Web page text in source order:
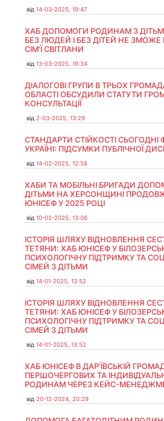
від 14-03-2025, 19:47
ХАБ ДОПОМОГИ РОДИНАМ З
БЕЗ ЛЮДЕЙ І БЕЗ ДІТЕЙ НЕ ЗМОЖЕ
СІМʼЇ СВІТЛАНИ
від 13-03-2025, 19:34
ДІАЛОГОВІ ГРУПИ В ТРЬОХ
ОБЛАСТІ ОБСУДИЛИ СТАТУТИ
КОНСУЛЬТАЦІЇ
від 2-03-2025, 13:29
СТАНДАРТИ СТІЙКОСТІ
УКРАЇНІ: ПІДСУМКИ ПУБЛІЧНОЇ
від 14-02-2025, 12:58
ХАБИ ТА МОБІЛЬНІ БРИГАДИ
ДІТЬМИ НА ХЕРСОНЩИНІ
ЮНІСЕФ У 2025 РОЦІ
від 10-02-2025, 13:06
ІСТОРІЯ ШЛЯХУ ВІДНОВЛЕННЯ
ТЕТЯНИ: ХАБ ЮНІСЕФ У
ПСИХОЛОГІЧНУ ПІДТРИМКУ ТА
СІМЕЙ З ДІТЬМИ
від 14-01-2025, 13:52
ІСТОРІЯ ШЛЯХУ ВІДНОВЛЕННЯ
ТЕТЯНИ: ХАБ ЮНІСЕФ У
ПСИХОЛОГІЧНУ ПІДТРИМКУ ТА
СІМЕЙ З ДІТЬМИ
від 14-01-2025, 13:52
ХАБ ЮНІСЕФ В ДАР’ЇВСЬКІЙ
ПЕРШОЧЕРГОВИХ ТА
РОДИНАМ ЧЕРЕЗ КЕЙС-
від 20-12-2024, 20:29